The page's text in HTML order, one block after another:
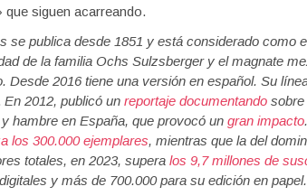
que siguen acarreando.
se publica desde 1851 y está considerado como
de la familia Ochs Sulzsberger y el magnate
Desde 2016 tiene una versión en español. Su
En 2012, publicó un reportaje documentando
hambre en España, que provocó un gran impacto
los 300.000 ejemplares, mientras que la del
totales, en 2023, supera los 9,7 millones de
y más de 700.000 para su edición en papel.